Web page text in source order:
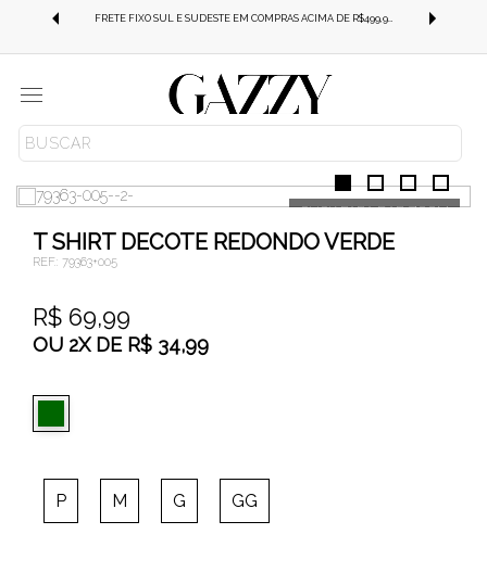
FRETE FIXO SUL E SUDESTE EM COMPRAS ACIMA DE R$499,99!
Menu BLUSAS T-SHIRT
T SHIRT DECOTE REDONDO VERDE
REF.: 79363+005
R$ 69,99
OU 2XDE R$ 34,99
P M G GG